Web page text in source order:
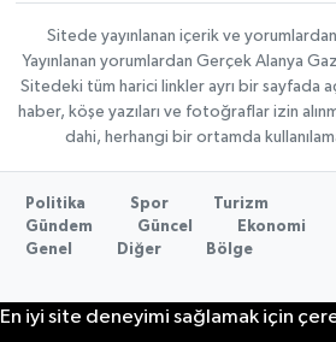
Sitede yayınlanan içerik ve
Yayınlanan yorumlardan Gerçek Alanya
Sitedeki tüm harici linkler ayrı bir sayfada
haber, köşe yazıları ve fotoğraflar izin
dahi, herhangi bir ortamda
Politika Spor
Turizm
Gündem
Güncel
Ekonomi
Genel
Diğer Bölge
En iyi site deneyimi sağlamak için